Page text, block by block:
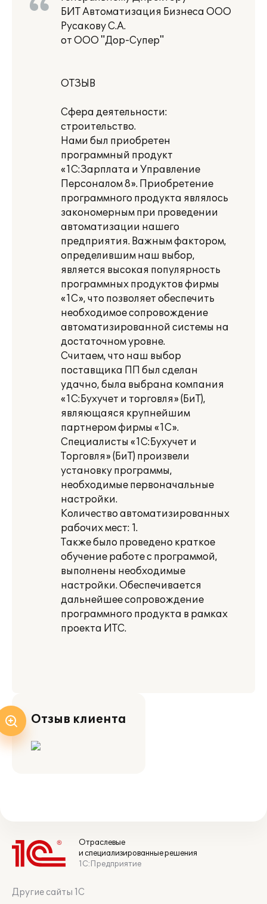
БИТ Автоматизация Бизнеса ООО
Русакову С.А.
от ООО "Дор-Супер"
ОТЗЫВ
Сфера деятельности:
строительство.
Нами был приобретен
программный продукт
«1С:Зарплата и Управление
Персоналом 8». Приобретение
программного продукта являлось
закономерным при проведении
автоматизации нашего
предприятия. Важным фактором,
определившим наш выбор,
является высокая популярность
программных продуктов фирмы
«1С», что позволяет обеспечить
необходимое сопровождение
автоматизированной системы на
достаточном уровне.
Считаем, что наш выбор
поставщика ПП был сделан
удачно, была выбрана компания
«1С:Бухучет и торговля» (БиТ),
являющаяся крупнейшим
партнером фирмы «1С».
Специалисты «1С:Бухучет и
Торговля» (БиТ) произвели
установку программы,
необходимые первоначальные
настройки.
Количество автоматизированных
рабочих мест: 1.
Также было проведено краткое
обучение работе с программой,
выполнены необходимые
настройки. Обеспечивается
дальнейшее сопровождение
программного продукта в рамках
проекта ИТС.
Отзыв клиента
Отраслевые
и специализированные решения
1С:Предприятие
Другие сайты 1С